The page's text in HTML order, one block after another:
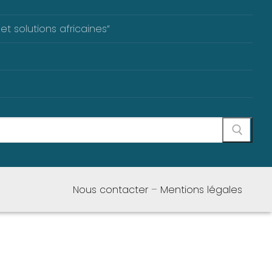
solutions africaines”
Nous contacter – Mentions légales